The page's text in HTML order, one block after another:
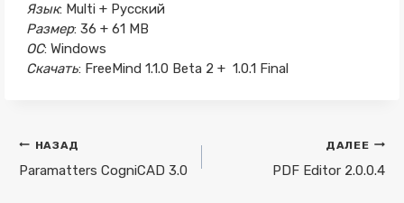
Язык: Multi + Русский
Размер: 36 + 61 MB
ОС: Windows
Скачать: FreeMind 1.1.0 Beta 2 + 1.0.1 Final
Навигация
по
НАЗАД
Paramatters CogniCAD 3.0
ДАЛЕЕ
PDF Editor 2.0.0.4